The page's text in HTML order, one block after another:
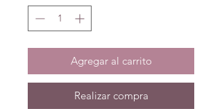
Agregar al carrito
Realizar compra